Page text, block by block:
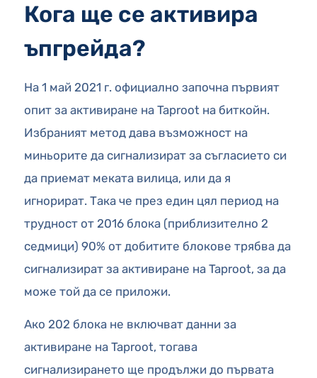
Кога ще се активира
ъпгрейда?
На 1 май 2021 г. официално започна първият
опит за активиране на Taproot на биткойн.
Избраният метод дава възможност на
миньорите да сигнализират за съгласието си
да приемат меката вилица, или да я
игнорират. Така че през един цял период на
трудност от 2016 блока (приблизително 2
седмици) 90% от добитите блокове трябва да
сигнализират за активиране на Taproot, за да
може той да се приложи.
Ако 202 блока не включват данни за
активиране на Taproot, тогава
сигнализирането ще продължи до първата